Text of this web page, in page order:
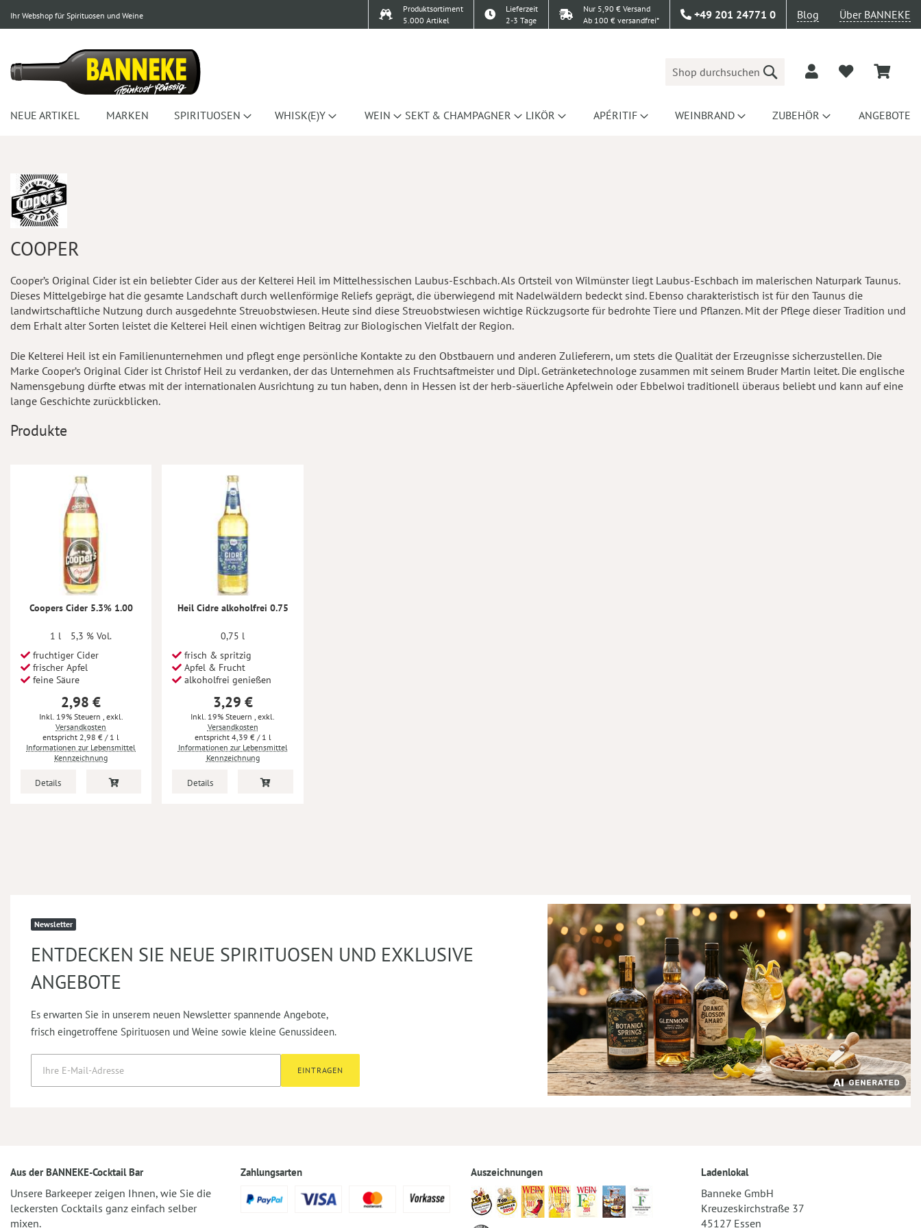
Ihr Webshop für Spirituosen und Weine
Produktsortiment
5.000 Artikel
Lieferzeit
2-3 Tage
Nur 5,90 € Versand
Ab 100 € versandfrei*
+49 201 24771 0 Blog Über BANNEKE
Suche
NEUE ARTIKEL MARKEN SPIRITUOSEN WHISK(E)Y WEIN SEKT & CHAMPAGNER LIKÖR APÉRITIF WEINBRAND ZUBEHÖR ANGEBOTE
COOPER
Cooper’s Original Cider ist ein beliebter Cider aus der Kelterei Heil im Mittelhessischen Laubus-Eschbach. Als Ortsteil von Wilmünster liegt Laubus-Eschbach im malerischen Naturpark Taunus.
Dieses Mittelgebirge hat die gesamte Landschaft durch wellenförmige Reliefs geprägt, die überwiegend mit Nadelwäldern bedeckt sind. Ebenso charakteristisch ist für den Taunus die
landwirtschaftliche Nutzung durch ausgedehnte Streuobstwiesen. Heute sind diese Streuobstwiesen wichtige Rückzugsorte für bedrohte Tiere und Pflanzen. Mit der Pflege dieser Tradition und
dem Erhalt alter Sorten leistet die Kelterei Heil einen wichtigen Beitrag zur Biologischen Vielfalt der Region.
Die Kelterei Heil ist ein Familienunternehmen und pflegt enge persönliche Kontakte zu den Obstbauern und anderen Zulieferern, um stets die Qualität der Erzeugnisse sicherzustellen. Die
Marke Cooper’s Original Cider ist Christof Heil zu verdanken, der das Unternehmen als Fruchtsaftmeister und Dipl. Getränketechnologe zusammen mit seinem Bruder Martin leitet. Die englische
Namensgebung dürfte etwas mit der internationalen Ausrichtung zu tun haben, denn in Hessen ist der herb-säuerliche Apfelwein oder Ebbelwoi traditionell überaus beliebt und kann auf eine
lange Geschichte zurückblicken.
Produkte
Coopers Cider 5.3% 1.00
1 l
5,3 % Vol.
fruchtiger Cider
frischer Apfel
feine Säure
2,98 €
Inkl. 19% Steuern exkl.
Versandkosten
2,98 € / 1 l
Informationen zur Lebensmittel
Kennzeichnung
Details
Heil Cidre alkoholfrei 0.75
0,75 l
frisch & spritzig
Apfel & Frucht
alkoholfrei genießen
3,29 €
Inkl. 19% Steuern
exkl.
Versandkosten
4,39 € / 1 l
Informationen zur Lebensmittel
Kennzeichnung
Details
Newsletter
ENTDECKEN SIE NEUE SPIRITUOSEN UND EXKLUSIVE
ANGEBOTE
Es erwarten Sie in unserem neuen Newsletter spannende Angebote,
frisch eingetroffene Spirituosen und Weine sowie kleine Genussideen.
EINTRAGEN
Aus der BANNEKE-Cocktail Bar
Unsere Barkeeper zeigen Ihnen, wie Sie die
leckersten Cocktails ganz einfach selber
mixen.
Zahlungsarten Auszeichnungen Ladenlokal
Banneke GmbH
Kreuzeskirchstraße 37
45127 Essen